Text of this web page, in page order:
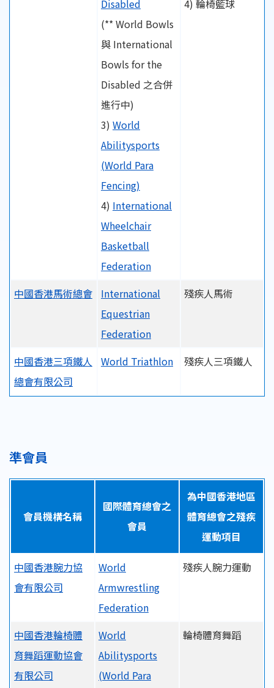
Disabled
(** World Bowls
與 International
Bowls for the
Disabled 之合併
進行中)
3) World
Abilitysports
(World Para
Fencing)
4) International
Wheelchair
Basketball
Federation
4) 輪椅籃球
中國香港馬術總會
International
Equestrian
Federation
殘疾人馬術
中國香港三項鐵人
總會有限公司
World Triathlon 殘疾人三項鐵人
準會員
會員機構名稱
國際體育總會之
會員
為中國香港地區
體育總會之殘疾
運動項目
中國香港腕力協
會有限公司
World
Armwrestling
Federation
殘疾人腕力運動
中國香港輪椅體
育舞蹈運動協會
有限公司
World
Abilitysports
(World Para
輪椅體育舞蹈